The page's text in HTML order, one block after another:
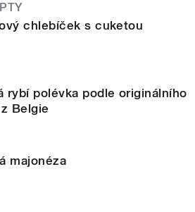
chlebíček s cuketou
rybí polévka podle originálního
Belgie
majonéza